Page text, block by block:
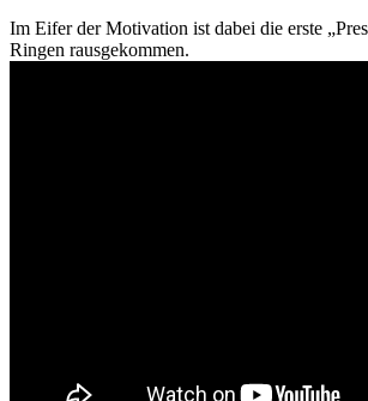
Im Eifer der Motivation ist dabei die erste
Ringen rausgekommen.